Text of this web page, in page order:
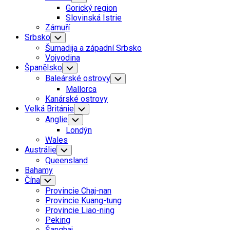
Child
Menu
Gorický region
Slovinská Istrie
Zámuří
Srbsko Toggle
Child
Menu
Šumadija a západní Srbsko
Vojvodina
Španělsko Toggle
Child
Menu
Baleárské ostrovy Toggle
Child
Mallorca
Kanárské ostrovy
Velká Británie Toggle
Child
Menu
Anglie Toggle
Child
Menu
Londýn
Wales
Austrálie Toggle
Child
Menu
Queensland
Bahamy
Čína Toggle
Child
Menu
Provincie Chaj-nan
Provincie Kuang-tung
Provincie Liao-ning
Peking